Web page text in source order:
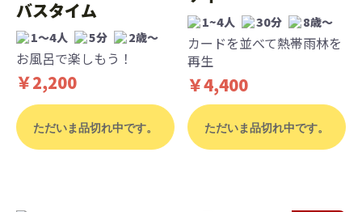
バスタイム
1～4人 5分 2歳〜
お風呂で楽しもう！
￥2,200
ただいま品切れ中です。
1~4人 30分 8歳〜
カードを並べて熱帯雨林を
再生
￥4,400
ただいま品切れ中です。